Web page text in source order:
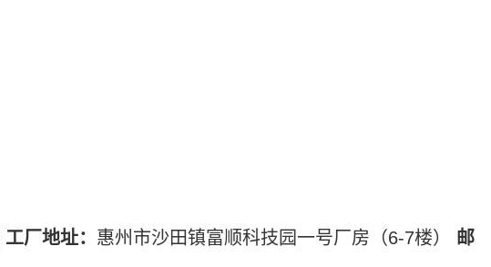
工厂地址： 惠州市沙田镇富顺科技园一号厂房（6-7楼）
邮